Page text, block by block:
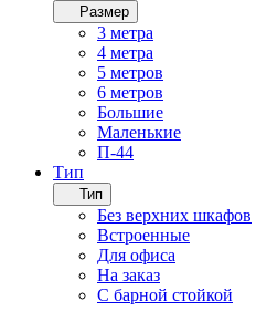
Размер
3 метра
4 метра
5 метров
6 метров
Большие
Маленькие
П-44
Тип
Тип
Без верхних шкафов
Встроенные
Для офиса
На заказ
С барной стойкой